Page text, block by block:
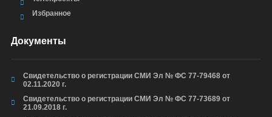
Избранное
Документы
Свидетельство о регистрации СМИ Эл № ФС 77-79468 от
02.11.2020 г.
Свидетельство о регистрации СМИ Эл № ФС 77-73689 от
21.09.2018 г.